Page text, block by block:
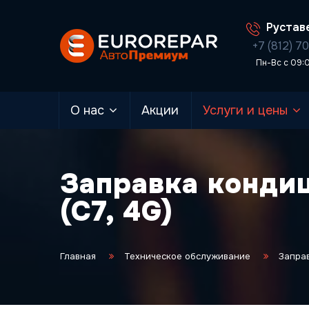
+7 (812)
Пн-Вс с
О нас Акции Услуги и цены
Заправка
(C7, 4G)
Главная Техническое обслуживание